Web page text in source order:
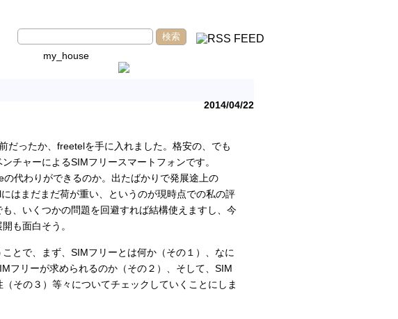
my_house
2014/04/22
だったか、freetelを手に入れました。格安の、でも
ンチャーによるSIMフリースマートフォンです。
の代わりができるのか。出たばかりで発展途上の
はまだまだ荷が重い、というのが現時点での私の評
も、いくつかの問題を回避すれば結構使えますし、今
も面白そう。
ことで、まず、SIMフリーとは何か（その１）、なに
フリーが求められるのか（その２）、そして、SIM
その３）等々についてチェックしていくことにしま